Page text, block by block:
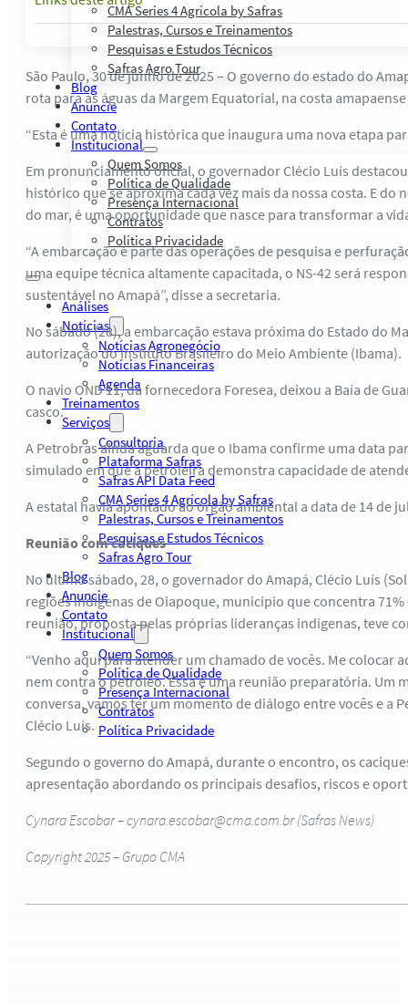
CMA Series 4 Agrícola by Safras
Palestras, Cursos e Treinamentos
Pesquisas e Estudos Técnicos
Safras Agro Tour
Blog
Anuncie
Contato
Institucional
Quem Somos
Política de Qualidade
Presença Internacional
Contratos
Política Privacidade
Análises
Notícias
Notícias Agronegócio
Notícias Financeiras
Agenda
Treinamentos
Serviços
Consultoria
Plataforma Safras
Safras API Data Feed
CMA Series 4 Agrícola by Safras
Palestras, Cursos e Treinamentos
Pesquisas e Estudos Técnicos
Safras Agro Tour
Blog
Anuncie
Contato
Institucional
Quem Somos
Política de Qualidade
Presença Internacional
Contratos
Política Privacidade
São Paulo, 30 de junho de 2025 – O governo do estado do
rota para as águas da Margem Equatorial, na costa
“Esta é uma notícia histórica que inaugura uma nova etapa
Em pronunciamento oficial, o governador Clécio Luís
histórico que se aproxima cada vez mais da nossa costa. E
do mar, é uma oportunidade que nasce para transformar a
“A embarcação é parte das operações de pesquisa e
uma equipe técnica altamente capacitada, o NS-42 será
sustentável no Amapá”, disse a secretaria.
No sábado (28), a embarcação estava próxima do Estado do
autorização do Instituto Brasileiro do Meio Ambiente (Ibama).
O navio OND 11, da fornecedora Foresea, deixou a Baía de
casco.
A Petrobras ainda aguarda que o Ibama confirme uma data
simulado em que a petroleira demonstra capacidade de
A estatal havia apontado ao órgão ambiental a data de 14 de
Reunião com caciques
No último sábado, 28, o governador do Amapá, Clécio Luís
regiões indígenas de Oiapoque, município que concentra
reunião, proposta pelas próprias lideranças indígenas, teve
“Venho aqui para atender um chamado de vocês. Me
nem contra o petróleo. Essa é uma reunião preparatória. Um
conversa, vamos ter um momento de diálogo entre vocês e a
Clécio Luís.
Segundo o governo do Amapá, durante o encontro, os
apresentação abordando os principais desafios, riscos e
Cynara Escobar – cynara.escobar@cma.com.br (Safras News)
Copyright 2025 – Grupo CMA